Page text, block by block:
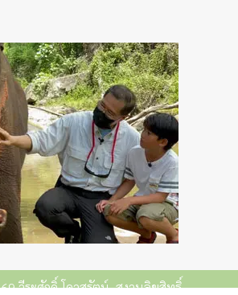
วีระศักดิ์ โควสุรัตน์. สงวนลิขสิทธิ์.